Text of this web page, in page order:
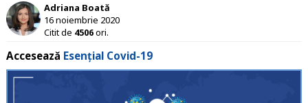
Adriana Boată
16 noiembrie 2020
Citit de 4506ori.
Accesează Esențial Covid-19